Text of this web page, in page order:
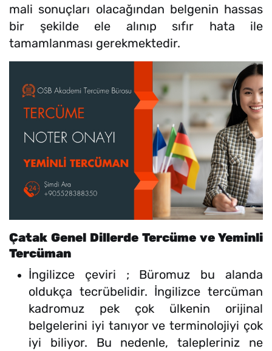
mali sonuçları olacağından belgenin hassas
bir şekilde ele alınıp sıfır hata ile
tamamlanması gerekmektedir.
Çatak Genel Dillerde Tercüme ve Yeminli
Tercüman
İngilizce çeviri ; Büromuz bu alanda
oldukça tecrübelidir. İngilizce tercüman
kadromuz pek çok ülkenin orijinal
belgelerini iyi tanıyor ve terminolojiyi çok
iyi biliyor. Bu nedenle, talepleriniz ne